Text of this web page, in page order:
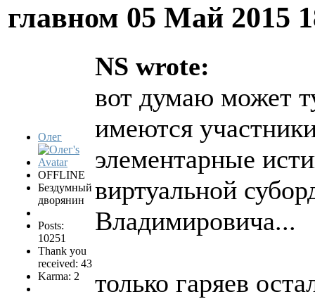
главном 05 Май 2015
Олег
OFFLINE
Бездумный
дворянин
Posts:
10251
Thank you
received: 43
Karma: 2
NS wrote:
вот думаю может
имеются
элементарные
виртуальной
Владимировича...
только гаряев